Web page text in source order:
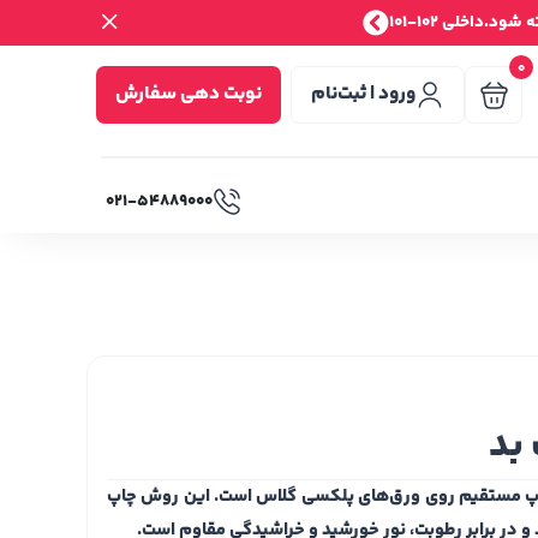
102-101
0
ورود | ثبت‌نام نوبت دهی سفارش
۰۲۱-۵۴۸۸۹۰۰۰
مستقیم روی ورق‌های پلکسی گلاس است. این روش چاپ
و در برابر رطوبت، نور خورشید و خراشیدگی مقاوم است.